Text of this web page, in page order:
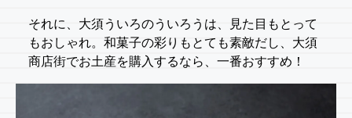
それに、大須ういろのういろうは、見た目もとって
もおしゃれ。和菓子の彩りもとても素敵だし、大須
商店街でお土産を購入するなら、一番おすすめ！